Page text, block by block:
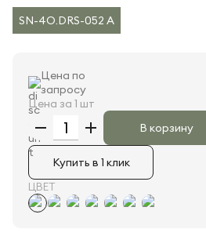
SN-4O.DRS-052 A
Цена по
запросу
Цена за 1 шт
В корзину
Купить в 1 клик
ЦВЕТ